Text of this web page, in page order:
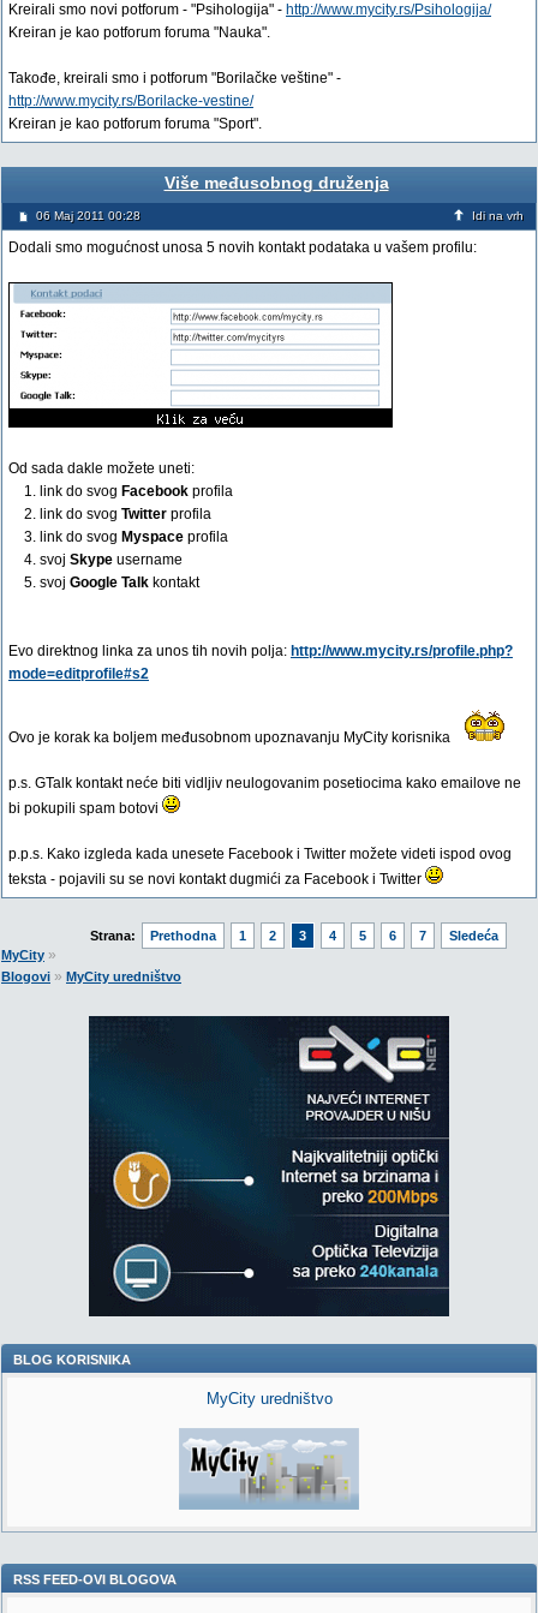
Kreirali smo novi potforum - "Psihologija" - http://www.mycity.rs/Psihologija/
Kreiran je kao potforum foruma "Nauka".
Takođe, kreirali smo i potforum "Borilačke veštine" -
http://www.mycity.rs/Borilacke-vestine/
Kreiran je kao potforum foruma "Sport".
Više međusobnog druženja
06 Maj 2011 00:28 Idi na vrh
Dodali smo mogućnost unosa 5 novih kontakt podataka u vašem profilu:
Od sada dakle možete uneti:
1. link do svog Facebook profila
2. link do svog Twitter profila
3. link do svog Myspace profila
4. svoj Skype username
5. svoj Google Talk kontakt
Evo direktnog linka za unos tih novih polja: http://www.mycity.rs/profile.php?
mode=editprofile#s2
Ovo je korak ka boljem međusobnom upoznavanju MyCity korisnika
p.s. GTalk kontakt neće biti vidljiv neulogovanim posetiocima kako emailove ne
bi pokupili spam botovi
p.p.s. Kako izgleda kada unesete Facebook i Twitter možete videti ispod ovog
teksta - pojavili su se novi kontakt dugmići za Facebook i Twitter
Strana: Prethodna 1 2 3 4 5 6 7
Sledeća
MyCity »
Blogovi » MyCity uredništvo
BLOG KORISNIKA
MyCity uredništvo
RSS FEED-OVI BLOGOVA